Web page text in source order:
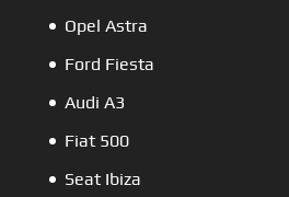
Opel Astra
Ford Fiesta
Audi A3
Fiat 500
Seat Ibiza